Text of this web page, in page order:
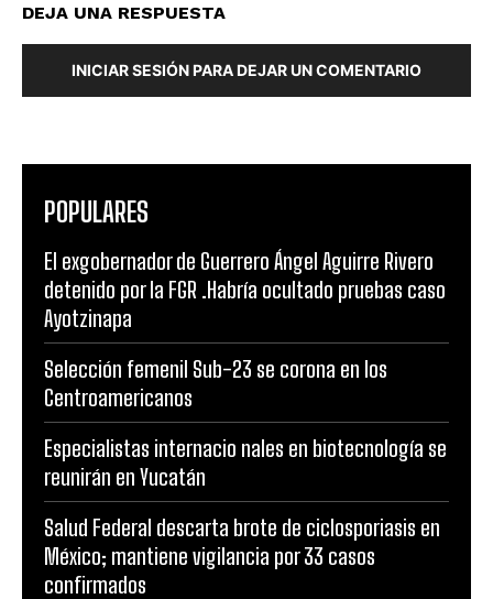
DEJA UNA RESPUESTA
INICIAR SESIÓN PARA DEJAR UN COMENTARIO
POPULARES
El exgobernador de Guerrero Ángel Aguirre Rivero
detenido por la FGR .Habría ocultado pruebas caso
Ayotzinapa
Selección femenil Sub-23 se corona en los
Centroamericanos
Especialistas internacio nales en biotecnología se
reunirán en Yucatán
Salud Federal descarta brote de ciclosporiasis en
México; mantiene vigilancia por 33 casos
confirmados